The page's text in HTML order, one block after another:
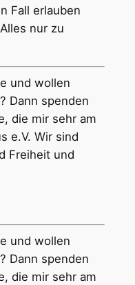
Fall erlauben
nur zu
und wollen
Dann spenden
die mir sehr am
e.V. Wir sind
Freiheit und
und wollen
Dann spenden
die mir sehr am